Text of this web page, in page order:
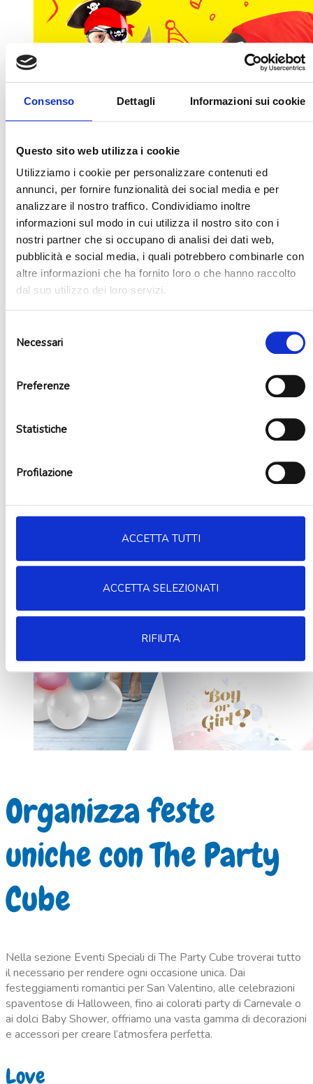
Consenso Dettagli Informazioni sui cookie
Questo sito web utilizza i cookie
Utilizziamo i cookie per personalizzare contenuti ed
annunci, per fornire funzionalità dei social media e per
analizzare il nostro traffico. Condividiamo inoltre
informazioni sul modo in cui utilizza il nostro sito con i
nostri partner che si occupano di analisi dei dati web,
pubblicità e social media, i quali potrebbero combinarle con
altre informazioni che ha fornito loro o che hanno raccolto
dal suo utilizzo dei loro servizi.
delNecessari
Preferenze
Statistiche
Profilazione
ACCETTA TUTTI
ACCETTA SELEZIONATI
RIFIUTA
Baby Shower
Organizza feste
uniche con The Party
Cube
Nella sezione Eventi Speciali di The Party Cube troverai tutto
il necessario per rendere ogni occasione unica. Dai
festeggiamenti romantici per San Valentino, alle celebrazioni
spaventose di Halloween, fino ai colorati party di Carnevale o
ai dolci Baby Shower, offriamo una vasta gamma di decorazioni
e accessori per creare l’atmosfera perfetta.
Love